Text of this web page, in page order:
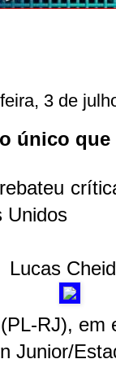
3 de
único
Unidos
Lucas
RJ), em
Junior/